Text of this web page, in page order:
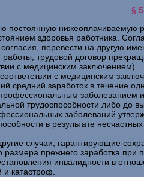
§
постоянную нижеоплачиваемую
здоровья работника.
перевести на другую
трудовой договор
с медицинским заключением).
с медицинским
средний заработок в течение
заболеванием
трудоспособности либо до
заболеваний
в результате
случаи, гарантирующие
прежнего заработка
инвалидности в
катастроф.